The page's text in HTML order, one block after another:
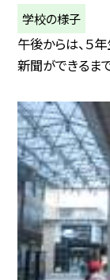
学校の様子
午後からは、５
新聞ができるま